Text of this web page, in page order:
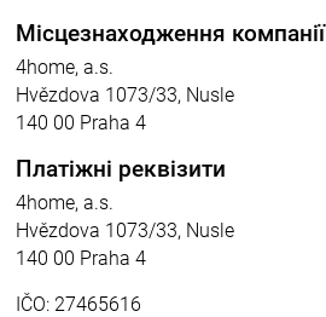
Місцезнаходження компанії
4home, a.s.
Hvězdova 1073/33, Nusle
140 00 Praha 4
Платіжні реквізити
4home, a.s.
Hvězdova 1073/33, Nusle
140 00 Praha 4
IČO: 27465616